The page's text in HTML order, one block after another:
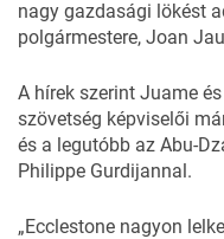
nagy gazdasági lökést
polgármestere, Joan
A hírek szerint Juame
szövetség képviselői
és a legutóbb az Abu-
Philippe Gurdijannal.
„Ecclestone nagyon